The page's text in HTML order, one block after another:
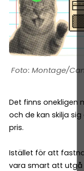
Montage/
Det finns onekligen
och de kan skilja
pris.
Istället för att
vara smart att utgå